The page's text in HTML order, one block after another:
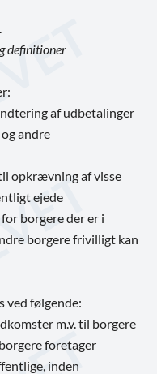
definitioner
af udbetalinger
andre
opkrævning af visse
ejede
borgere der er i
borgere frivilligt kan
ved følgende:
m.v. til borgere
foretager
inden